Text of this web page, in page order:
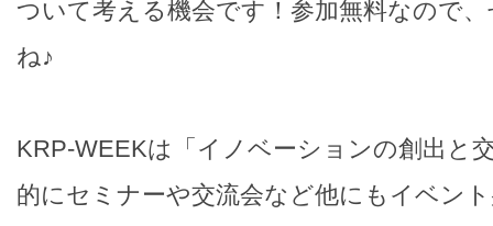
ついて考える機会です！参加無料なので
ね♪
KRP-WEEKは「イノベーションの創出と
的にセミナーや交流会など他にもイベン